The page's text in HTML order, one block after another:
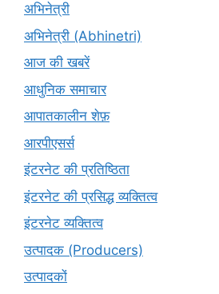
अभिनेत्री
अभिनेत्री (Abhinetri)
आज की खबरें
आधुनिक समाचार
आपातकालीन शेफ़
आरपीएसर्स
इंटरनेट की प्रतिष्ठिता
इंटरनेट की प्रसिद्ध व्यक्तित्व
इंटरनेट व्यक्तित्व
उत्पादक (Producers)
उत्पादकों